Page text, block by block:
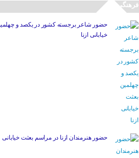
فرهنگی
حضور شاعر برجسته کشور در یکصد و
خیابانی ازنا
حضور هنرمندان ازنا در مراسم بعثت خیابانی